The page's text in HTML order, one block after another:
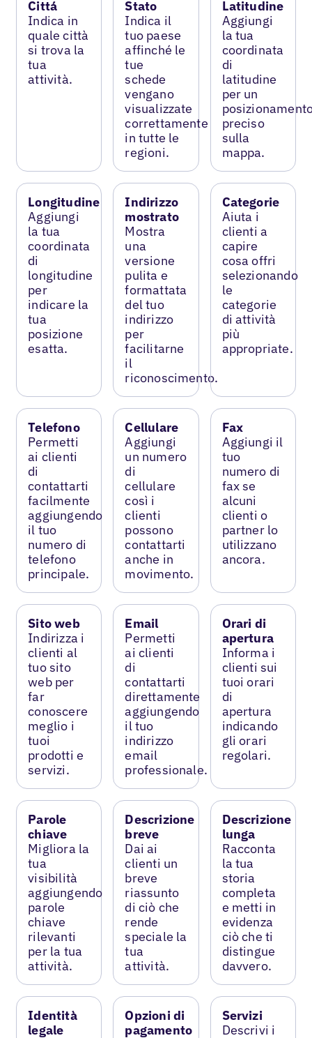
Cittá
Indica in
quale città
si trova la
tua
attività.
Stato
Indica il
tuo paese
affinché le
tue
schede
vengano
visualizzate
correttamente
in tutte le
regioni.
Latitudine
Aggiungi
la tua
coordinata
di
latitudine
per un
preciso
sulla
mappa.
Longitudine
Aggiungi
la tua
coordinata
di
longitudine
per
indicare la
tua
posizione
esatta.
Indirizzo
mostrato
Mostra
una
versione
pulita e
formattata
del tuo
indirizzo
per
facilitarne
il
riconoscimento.
Categorie
Aiuta i
clienti a
capire
cosa offri
selezionando
le
categorie
di attività
più
appropriate.
Telefono
Permetti
ai clienti
di
contattarti
facilmente
aggiungendo
il tuo
numero di
telefono
principale.
Cellulare
Aggiungi
un numero
di
cellulare
così i
clienti
possono
contattarti
anche in
movimento.
Fax
Aggiungi il
tuo
numero di
fax se
alcuni
clienti o
partner lo
utilizzano
ancora.
Sito web
Indirizza i
clienti al
tuo sito
web per
far
conoscere
meglio i
tuoi
prodotti e
servizi.
Email
Permetti
ai clienti
di
contattarti
direttamente
aggiungendo
il tuo
indirizzo
email
professionale.
Orari di
apertura
Informa i
clienti sui
tuoi orari
di
apertura
indicando
gli orari
regolari.
Parole
chiave
Migliora la
tua
visibilità
aggiungendo
parole
chiave
rilevanti
per la tua
attività.
Descrizione
breve
Dai ai
clienti un
breve
riassunto
di ciò che
rende
speciale la
tua
attività.
Descrizione
lunga
Racconta
la tua
storia
completa
e metti in
evidenza
ciò che ti
distingue
davvero.
Identità
legale
Opzioni di
pagamento
Servizi
Descrivi i